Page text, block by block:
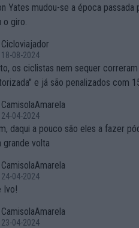
Yates mudou-se a época passada
o giro.
Cicloviajador
18-08-2024
os ciclistas nem sequer
e já são penalizados com
Mas penalizar os atletas
na secretaria o que os atletas
CamisolaAmarela
24-04-2024
daqui a pouco são eles a fazer
grande volta
CamisolaAmarela
24-04-2024
Ivo!
CamisolaAmarela
23-04-2024